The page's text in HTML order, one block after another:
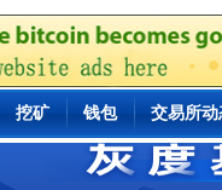
挖矿 钱包 交易所动